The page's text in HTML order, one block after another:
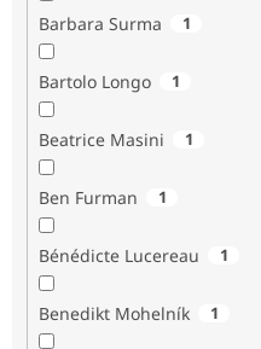
Barbara Surma 1
Bartolo Longo 1
Beatrice Masini 1
Ben Furman 1
Bénédicte Lucereau 1
Benedikt Mohelník 1